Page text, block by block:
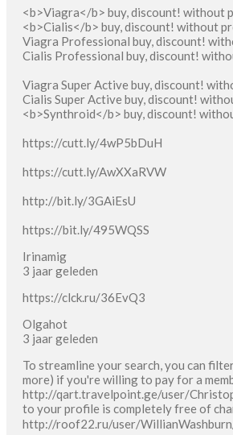
<b>Viagra</b> buy, discount! without
<b>Cialis</b> buy, discount! without
Viagra Professional buy, discount!
Cialis Professional buy, discount!
Viagra Super Active buy, discount!
Cialis Super Active buy, discount!
<b>Synthroid</b> buy, discount!
https://cutt.ly/4wP5bDuH
https://cutt.ly/AwXXaRVW
http://bit.ly/3GAiEsU
https://bit.ly/495WQSS
Irinamig
3 jaar geleden
https://clck.ru/36EvQ3
Olgahot
3 jaar geleden
To streamline your search, you can
more) if you're willing to pay for a
http://qart.travelpoint.ge/user/
to your profile is completely free of
http://roof22.ru/user/